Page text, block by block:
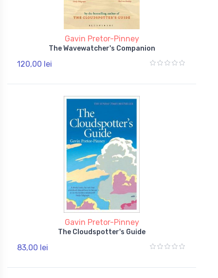
Gavin Pretor-Pinney
The Wavewatcher's Companion
120,00 lei
Gavin Pretor-Pinney
The Cloudspotter's Guide
83,00 lei